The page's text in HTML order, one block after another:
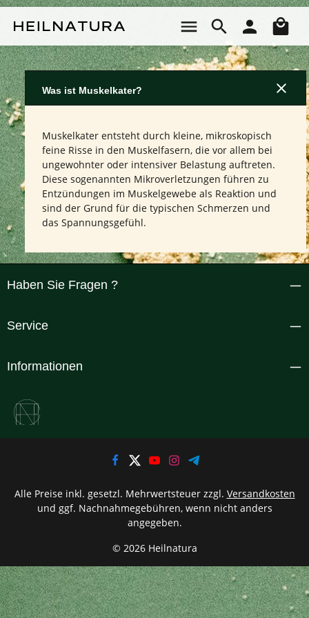
Was ist Muskelkater?
Muskelkater entsteht durch kleine, mikroskopisch
feine Risse in den Muskelfasern, die vor allem bei
ungewohnter oder intensiver Belastung auftreten.
Diese sogenannten Mikroverletzungen führen zu
Entzündungen im Muskelgewebe als Reaktion und
sind der Grund für die typischen Schmerzen und
das Spannungsgefühl.
Haben Sie Fragen ?
Service
Informationen
© 2026 Heilnatura
Alle Preise inkl. gesetzl. Mehrwertsteuer zzgl. Versandkosten
und ggf. Nachnahmegebühren, wenn nicht anders
angegeben.